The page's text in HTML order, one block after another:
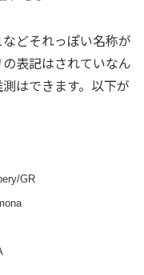
どそれっぽい名称が
表記はされていなん
はできます。以下が
GR